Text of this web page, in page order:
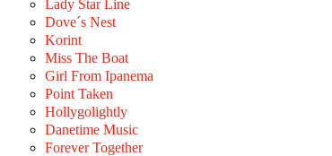
Lady Star Line
Dove´s Nest
Korint
Miss The Boat
Girl From Ipanema
Point Taken
Hollygolightly
Danetime Music
Forever Together